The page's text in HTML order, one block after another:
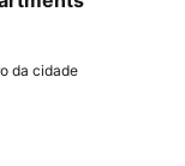
favoritos
da cidade